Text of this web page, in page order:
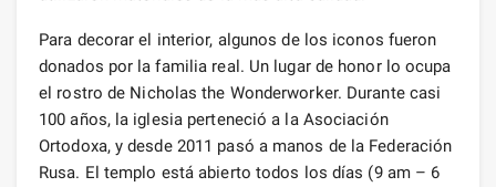
Para decorar el interior, algunos de los iconos fueron
donados por la familia real. Un lugar de honor lo ocupa
el rostro de Nicholas the Wonderworker. Durante casi
100 años, la iglesia perteneció a la Asociación
Ortodoxa, y desde 2011 pasó a manos de la Federación
Rusa. El templo está abierto todos los días (9 am – 6